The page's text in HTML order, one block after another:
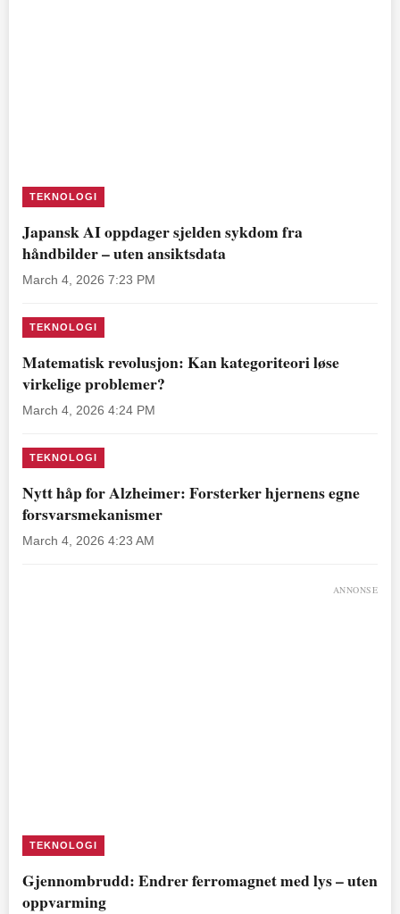
TEKNOLOGI
Japansk AI oppdager sjelden sykdom fra
håndbilder – uten ansiktsdata
March 4, 2026 7:23 PM
TEKNOLOGI
Matematisk revolusjon: Kan kategoriteori løse
virkelige problemer?
March 4, 2026 4:24 PM
TEKNOLOGI
Nytt håp for Alzheimer: Forsterker hjernens egne
forsvarsmekanismer
March 4, 2026 4:23 AM
ANNONSE
TEKNOLOGI
Gjennombrudd: Endrer ferromagnet med lys – uten
oppvarming